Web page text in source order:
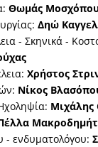
Θωμάς
Δηώ
- Σκηνικά -
Χρήστος
Νίκος
Μιχάλης
- ενδυματολόγου: